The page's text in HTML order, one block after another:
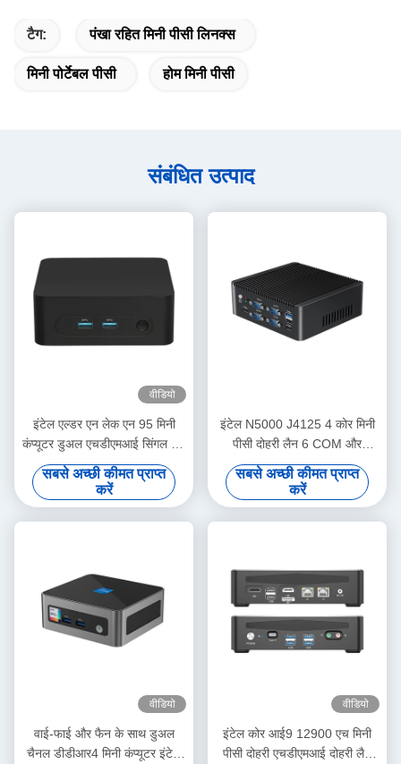
टैग: पंखा रहित मिनी पीसी लिनक्स
मिनी पोर्टेबल पीसी होम मिनी पीसी
संबंधित उत्पाद
वीडियो
इंटेल एल्डर एन लेक एन 95 मिनी
कंप्यूटर डुअल एचडीएमआई सिंगल लैन
डीडीआर 4 16 जी मिनी पोर्टेबल पीसी
सबसे अच्छी कीमत प्राप्त
करें
इंटेल N5000 J4125 4 कोर मिनी
पीसी दोहरी लैन 6 COM और
DDR4 के साथ 8G तक
सबसे अच्छी कीमत प्राप्त
करें
वीडियो
वाई-फाई और फैन के साथ डुअल
चैनल डीडीआर4 मिनी कंप्यूटर इंटेल
वीडियो
इंटेल कोर आई9 12900 एच मिनी
पीसी दोहरी एचडीएमआई दोहरी लैन